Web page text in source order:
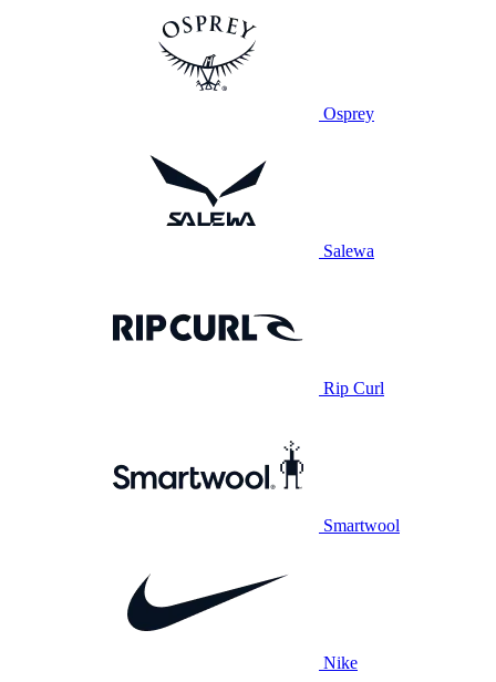
Osprey
Salewa
Rip Curl
Smartwool
Nike